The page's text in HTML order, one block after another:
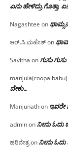
ಏನು ಹೇಳಿದ್ರು ಗೊತ್ತಾ,
Nagashtee on
ಆರ್.ಸಿ.ಮಹೇಶ್on
Savitha onಗುಸು
manjula(roopa babu)
ಬೇಕು…
Manjunathon ಇವರೇ‌
adminon ನೀನು
ಹರಿನೇತ್ರon ನೀನು